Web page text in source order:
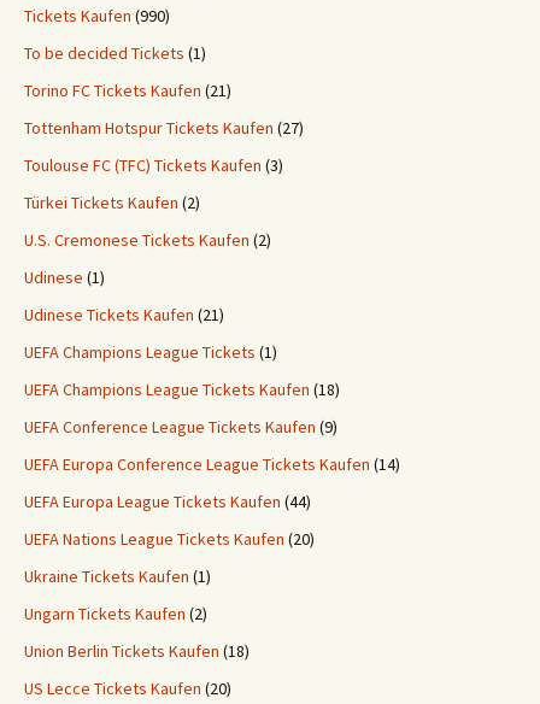
Tickets Kaufen (990)
To be decided Tickets (1)
Torino FC Tickets Kaufen (21)
Tottenham Hotspur Tickets Kaufen (27)
Toulouse FC (TFC) Tickets Kaufen (3)
Türkei Tickets Kaufen (2)
U.S. Cremonese Tickets Kaufen (2)
Udinese (1)
Udinese Tickets Kaufen (21)
UEFA Champions League Tickets (1)
UEFA Champions League Tickets Kaufen (18)
UEFA Conference League Tickets Kaufen (9)
UEFA Europa Conference League Tickets Kaufen (14)
UEFA Europa League Tickets Kaufen (44)
UEFA Nations League Tickets Kaufen (20)
Ukraine Tickets Kaufen (1)
Ungarn Tickets Kaufen (2)
Union Berlin Tickets Kaufen (18)
US Lecce Tickets Kaufen (20)